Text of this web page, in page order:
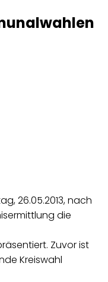
26.05.2013, nach
die
Zuvor ist
Kreiswahl